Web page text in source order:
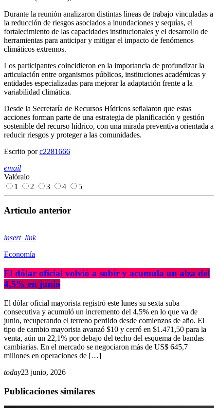
Durante la reunión analizaron distintas líneas de trabajo vinculadas a
la reducción de riesgos asociados a inundaciones y sequías, el
fortalecimiento de las capacidades institucionales y el desarrollo de
herramientas para anticipar y mitigar el impacto de fenómenos
climáticos extremos.
Los participantes coincidieron en la importancia de profundizar la
articulación entre organismos públicos, instituciones académicas y
entidades especializadas para mejorar la adaptación frente a la
variabilidad climática.
Desde la Secretaría de Recursos Hídricos señalaron que estas
acciones forman parte de una estrategia de planificación y gestión
sostenible del recurso hídrico, con una mirada preventiva orientada a
reducir riesgos y proteger a las comunidades.
Escrito porc2281666
email
Valóralo
1
2 3 4 5
Artículo anterior
insert_link
Economía
El dólar oficial volvió a subir y acumula un alza del
4,5% en junio
El dólar oficial mayorista registró este lunes su sexta suba
consecutiva y acumuló un incremento del 4,5% en lo que va de
junio, recuperando el terreno perdido desde comienzos de año. El
tipo de cambio mayorista avanzó $10 y cerró en $1.471,50 para la
venta, aún un 22,1% por debajo del techo del esquema de bandas
cambiarias. En el mercado se negociaron más de US$ 645,7
millones en operaciones de […]
today23 junio, 2026
Publicaciones similares